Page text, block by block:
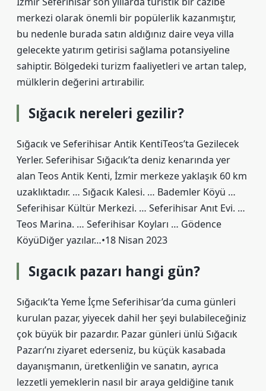
merkezi olarak önemli bir popülerlik kazanmıştır,
bu nedenle burada satın aldığınız daire veya villa
gelecekte yatırım getirisi sağlama potansiyeline
sahiptir. Bölgedeki turizm faaliyetleri ve artan talep,
mülklerin değerini artırabilir.
Sığacık nereleri gezilir?
Sığacık ve Seferihisar Antik KentiTeos’ta Gezilecek
Yerler. Seferihisar Sığacık’ta deniz kenarında yer
alan Teos Antik Kenti, İzmir merkeze yaklaşık 60 km
uzaklıktadır. … Sığacık Kalesi. … Bademler Köyü …
Seferihisar Kültür Merkezi. … Seferihisar Anıt Evi. …
Teos Marina. … Seferihisar Koyları … Gödence
KöyüDiğer yazılar…•18 Nisan 2023
Sıgacık pazarı hangi gün?
Sığacık’ta Yeme İçme Seferihisar’da cuma günleri
kurulan pazar, yiyecek dahil her şeyi bulabileceğiniz
çok büyük bir pazardır. Pazar günleri ünlü Sığacık
Pazarı’nı ziyaret ederseniz, bu küçük kasabada
dayanışmanın, üretkenliğin ve sanatın, ayrıca
lezzetli yemeklerin nasıl bir araya geldiğine tanık